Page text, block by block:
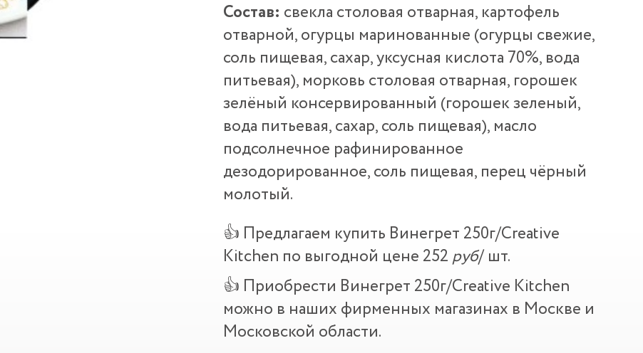
Состав: свекла столовая отварная, картофель
отварной, огурцы маринованные (огурцы свежие,
соль пищевая, сахар, уксусная кислота 70%, вода
питьевая), морковь столовая отварная, горошек
зелёный консервированный (горошек зеленый,
вода питьевая, сахар, соль пищевая), масло
подсолнечное рафинированное
дезодорированное, соль пищевая, перец чёрный
молотый.
👍 Предлагаем купить Винегрет 250г/Creative
Kitchen по выгодной цене 252 руб/ шт.
👍 Приобрести Винегрет 250г/Creative Kitchen
можно в наших фирменных магазинах в Москве и
Московской области.